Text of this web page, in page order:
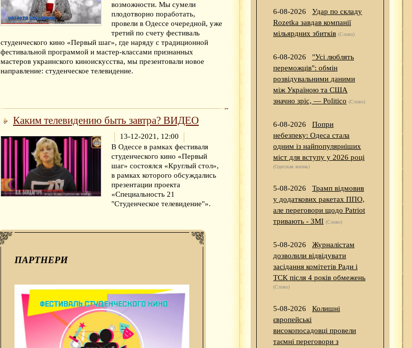
возможности. Мы сумели
плодотворно поработать,
провели в Одессе очередной, уже
третий по счету фестиваль
студенческого кино «Первый шаг», где наряду с традиционной
фестивальной программой и мастер-классами признанных
мастеров украинского киноискусства, мы презентовали новое
направление: студенческое телевидение.
Каким телевидению быть завтра? ВИДЕО
13-12-2021, 12:00
В Одессе в рамках фестиваля
студенческого кино «Первый
шаг» состоялся «Круглый стол»,
в рамках которого обсуждались
презентации проекта
«Специальность 21
"Студенческое телевидение"».
ПАРТНЕРИ
6-08-2026
Удар по складу
Rozetka завдав компанії
мільярдних збитків (Слово)
6-08-2026
"Усі люблять
переможців": обмін
розвідувальними даними
між Україною та США
значно зріс, — Politico (Слово)
6-08-2026
Попри
небезпеку: Одеса стала
одним із найпопулярніших
міст для вступу у 2026 році
(Одесская жизнь)
5-08-2026
Трамп відмовив
у додаткових ракетах ППО,
але переговори щодо Patriot
тривають - ЗМІ (Слово)
5-08-2026
Журналістам
дозволили відвідувати
засідання комітетів Ради і
ТСК після 4 років обмежень
(Слово)
5-08-2026
Колишні
європейські
високопосадовці провели
таємні переговори з